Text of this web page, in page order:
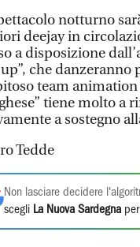
notturno
deejay in
a disposizione
che
team animation
tiene molto a
a sostegno
Tedde
Non lasciare decidere
scegli La Nuova Sardegna